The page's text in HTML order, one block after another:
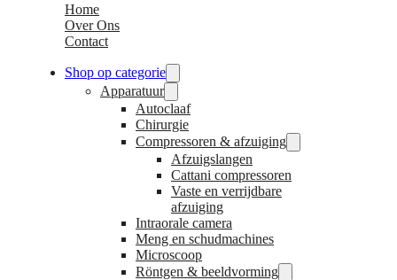
Home
Over Ons
Contact
Shop op categorie
Apparatuur
Autoclaaf
Chirurgie
Compressoren & afzuiging
Afzuigslangen
Cattani compressoren
Vaste en verrijdbare
afzuiging
Intraorale camera
Meng en schudmachines
Microscoop
Röntgen & beeldvorming